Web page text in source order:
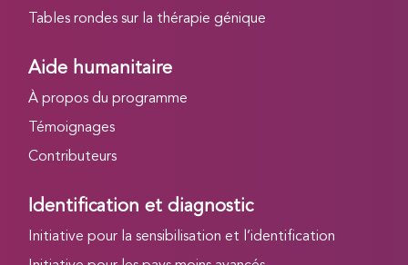
Tables rondes sur la thérapie génique
Aide humanitaire
À propos du programme
Témoignages
Contributeurs
Identification et diagnostic
Initiative pour la sensibilisation et l’identification